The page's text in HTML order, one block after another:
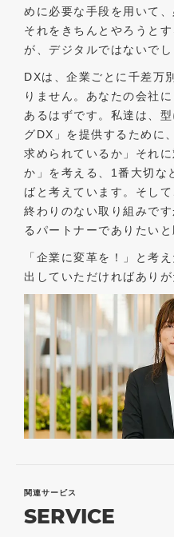
めに必要な手段を用いて
それをきちんとやろうと
が、デジタルではないでし
DXは、企業ごとに千差万
りません。あなたの会社
あるはずです。私達は、
グDX」を提供するために
求められているか」それ
か」を考える、1番大切な
ばと考えています。そし
終わりのない取り組みで
るパートナーでありたいと
「企業に変革を！」と考
出していただければありが
関連サービス
SERVICE